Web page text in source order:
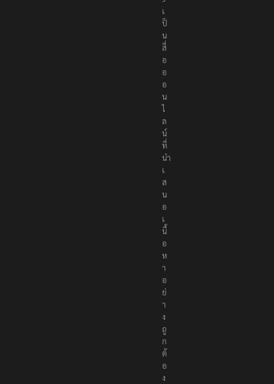
เ
ป็
น
สื่
อ
อ
อ
น
ไ
ล
น์
ที่
นำ
เ
ส
น
อ
เ
นื้
อ
ห
า
อ
ย่
า
ง
ถู
ก
ต้
อ
ง